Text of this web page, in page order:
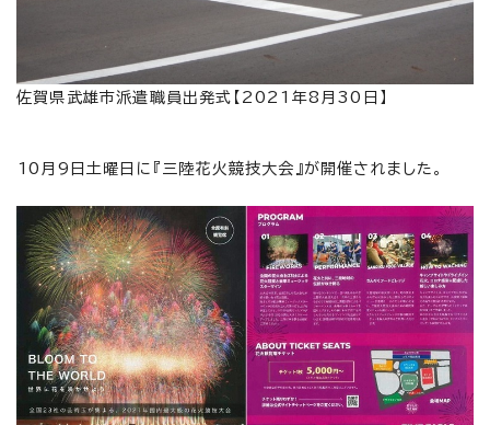
佐賀県武雄市派遣職員出発式【2021年8月30日】
10月9日土曜日に『三陸花火競技大会』が開催されました。